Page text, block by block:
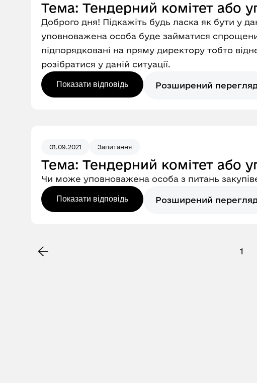
Тема: Тендерний комітет або
Доброго дня! Підкажіть будь ласка як бути у
уповноважена особа буде займатися
підпорядковані на пряму директору тобто
розібратися у даній ситуації.
Показати відповідь Розширений
01.09.2021 Запитання
Тема: Тендерний комітет або
Чи може уповноважена особа з питань
Показати відповідь Розширений
1